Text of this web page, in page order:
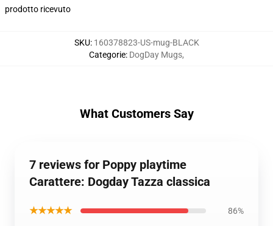
prodotto ricevuto
SKU: 160378823-US-mug-BLACK
Categorie: DogDay Mugs,
What Customers Say
7 reviews for Poppy playtime
Carattere: Dogday Tazza classica
★★★★★ 86%